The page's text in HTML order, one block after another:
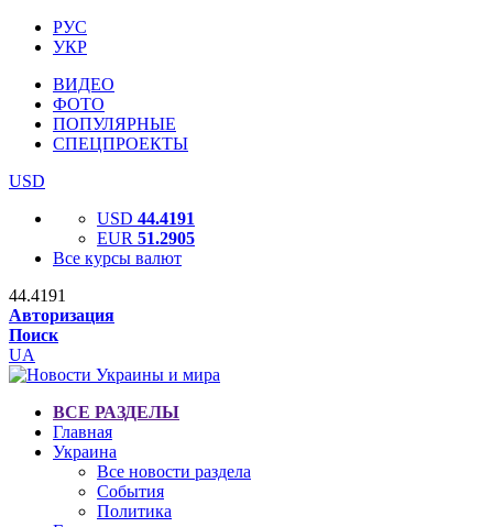
РУС
УКР
ВИДЕО
ФОТО
ПОПУЛЯРНЫЕ
СПЕЦПРОЕКТЫ
USD
USD 44.4191
EUR 51.2905
Все курсы валют
44.4191
Авторизация
Поиск
UA
ВСЕ РАЗДЕЛЫ
Главная
Украина
Все новости раздела
События
Политика